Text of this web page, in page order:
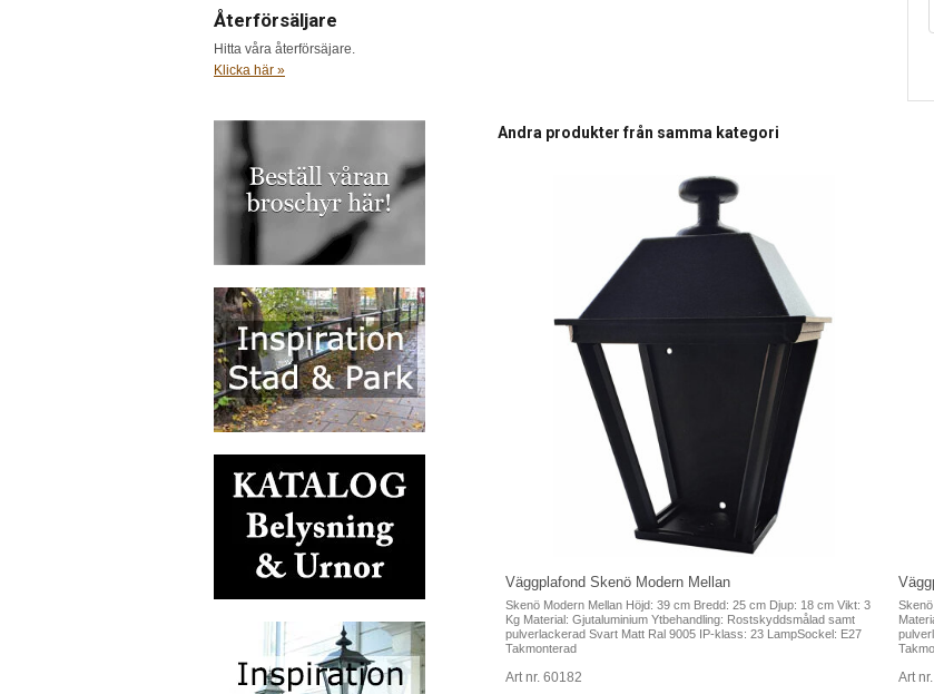
Återförsäljare
Hitta våra återförsäjare.
Klicka här »
Andra produkter från samma kategori
Väggplafond Skenö Modern Mellan
Skenö Modern Mellan Höjd: 39 cm Bredd: 25 cm Djup: 18 cm Vikt: 3
Kg Material: Gjutaluminium Ytbehandling: Rostskyddsmålad samt
pulverlackerad Svart Matt Ral 9005 IP-klass: 23 LampSockel: E27
Takmonterad
Art nr. 60182 Art